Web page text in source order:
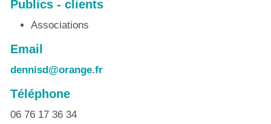
Publics - clients
Associations
Email
dennisd@orange.fr
Téléphone
06 76 17 36 34